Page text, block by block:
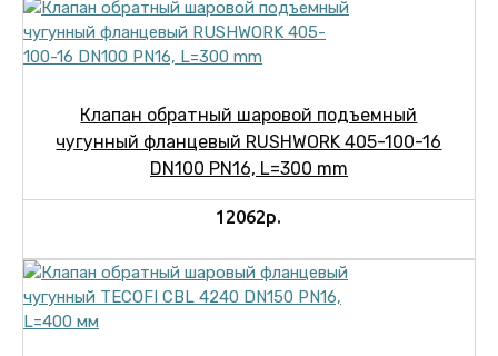
Клапан обратный шаровой подъемный
чугунный фланцевый RUSHWORK 405-100-16
DN100 PN16, L=300 mm
12062р.